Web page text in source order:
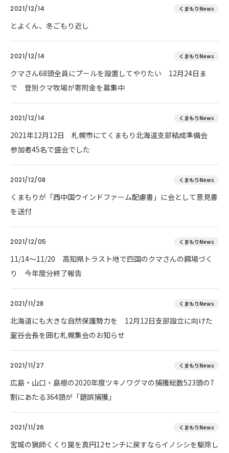
2021/12/14 くまもりNews
とよくん、冬ごもり近し
2021/12/14 くまもりNews
クマさん68頭全員にプールを設置してやりたい 12月24日ま
で 登別クマ牧場が寄附金を募集中
2021/12/14 くまもりNews
2021年12月12日 札幌市にてくまもり北海道支部結成準備会
参加者45名で盛会でした
2021/12/08 くまもりNews
くまもりが「西中国ウインドファーム配慮書」に会として意見書
を送付
2021/12/05 くまもりNews
11/14～11/20 高知県トラスト地で四国のクマさんの餌場づく
り 今年度分終了報告
2021/11/28 くまもりNews
北海道にも大きな自然保護勢力を 12月12日支部設立に向けた
室谷会長を囲む札幌集会のお知らせ
2021/11/27 くまもりNews
広島・山口・島根の2020年度ツキノワグマの捕獲総数523頭の7
割にあたる364頭が「錯誤捕獲」
2021/11/26 くまもりNews
宮城の猟師くくり罠を真円12センチに戻すならイノシシを駆除し